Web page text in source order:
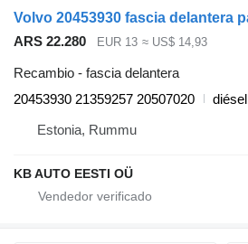
ARS 22.280 EUR 13 ≈ US$ 14,93
Recambio - fascia delantera
20453930 21359257 20507020
diésel
Estonia, Rummu
KB AUTO EESTI OÜ